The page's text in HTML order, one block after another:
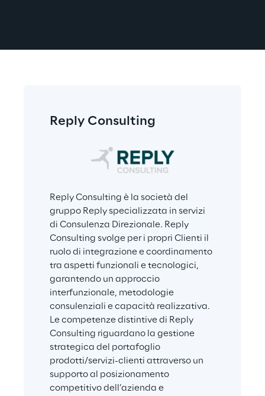
Reply Consulting
Reply Consulting è la società del
gruppo Reply specializzata in servizi
di Consulenza Direzionale. Reply
Consulting svolge per i propri Clienti il
ruolo di integrazione e coordinamento
tra aspetti funzionali e tecnologici,
garantendo un approccio
interfunzionale, metodologie
consulenziali e capacità realizzativa.
Le competenze distintive di Reply
Consulting riguardano la gestione
strategica del portafoglio
prodotti/servizi-clienti attraverso un
supporto al posizionamento
competitivo dell’azienda e